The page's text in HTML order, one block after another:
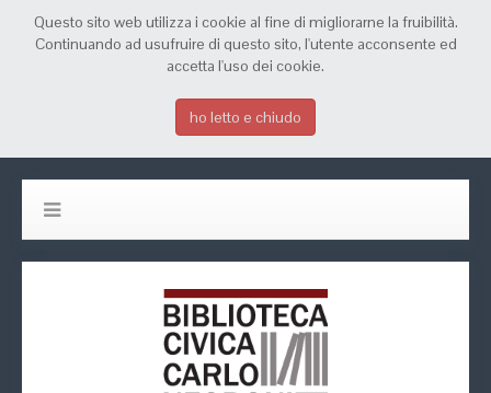
Questo sito web utilizza i cookie al fine di migliorarne la fruibilità.
Continuando ad usufruire di questo sito, l'utente acconsente ed
accetta l'uso dei cookie.
ho letto e chiudo